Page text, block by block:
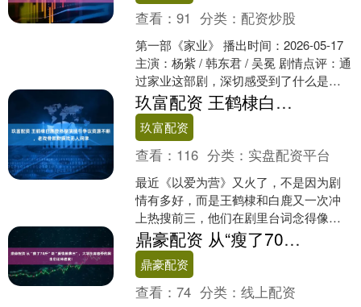
查看：91 分类：配资炒股
第一部《家业》 播出时间：2026-05-17
主演：杨紫 / 韩东君 / 吴冕 剧情点评：通
过家业这部剧，深切感受到了什么是亲
情，什么是家人，什么是托举，什么....
玖富配资 王鹤棣白鹿登热搜演技引争议资源不断，老戏骨默默演戏无人问津
玖富配资
查看： 116 分类： 实盘配资平台
最近《以爱为营》又火了，不是因为剧
情有多好，而是王鹤棣和白鹿又一次冲
上热搜前三，他们在剧里台词念得像是
背书一样，表情几乎没变过，情绪基本
靠吼，观众吐槽说这不像是....
鼎豪配资 从“瘦了70斤”到“爱情排第三”，大学生青春季的男生们这样追爱！
鼎豪配资
查看：74 分类：线上配资